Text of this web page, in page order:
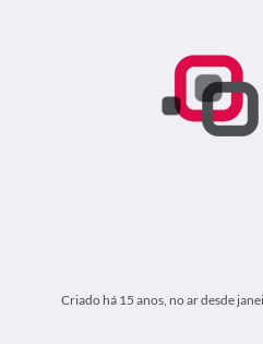
Criado há 15 anos, no ar desde